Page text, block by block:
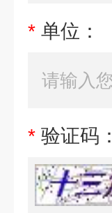
* 单位：
* 验证码：